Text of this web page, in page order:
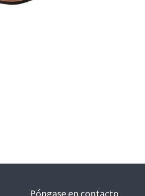
Póngase en contacto